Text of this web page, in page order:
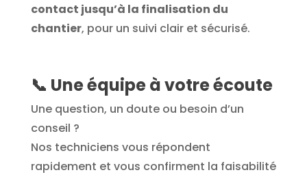
contact jusqu’à la finalisation du
chantier, pour un suivi clair et sécurisé.
📞 Une équipe à votre écoute
Une question, un doute ou besoin d’un
conseil ?
Nos techniciens vous répondent
rapidement et vous confirment la faisabilité